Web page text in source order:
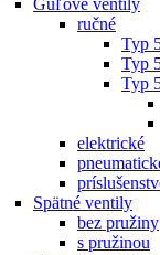
Guľové ventily
ručné
Typ
Typ
Typ
elektrické
Spätné ventily
bez pružiny
s pružinou